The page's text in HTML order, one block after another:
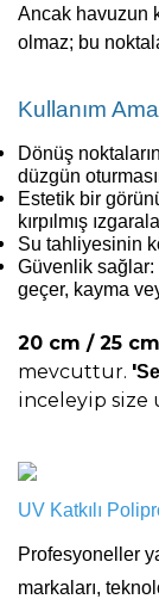
Ancak havuzun
olmaz; bu
Kullanım
Dönüş
düzgün
Estetik bir
kırpılmış
Su tahliyesinin
Güvenlik sağlar:
geçer, kayma
20 cm / 25 cm
mevcuttur. '
inceleyip size
UV Katkılı
Profesyoneller
markaları,